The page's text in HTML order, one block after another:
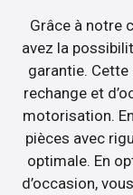
Grâce à notre
avez la
garantie.
rechange et
motorisation.
pièces avec
optimale. En
d’occasion,